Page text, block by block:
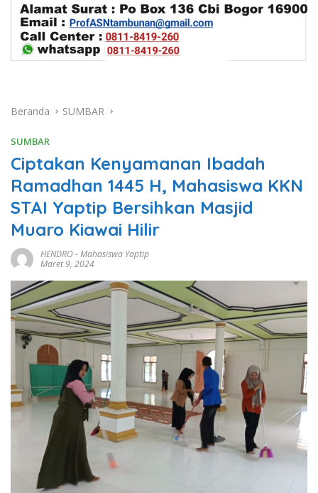
Beranda SUMBAR
SUMBAR
Ciptakan Kenyamanan Ibadah
Ramadhan 1445 H, Mahasiswa KKN
STAI Yaptip Bersihkan Masjid
Muaro Kiawai Hilir
HENDRO-Mahasiswa Yaptip
Maret 9, 2024